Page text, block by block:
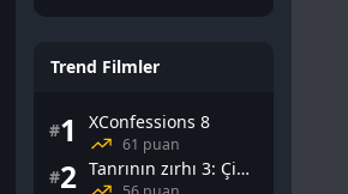
Trend Filmler
#1 XConfessions 8
61 puan
#2 Tanrının zırhı 3: Çin Falı